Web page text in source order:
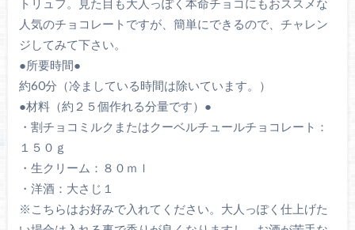
トリュフ。見た目も大人っぽく本命チョコにもおススメな
人気のチョコレートですが、簡単にできるので、チャレン
ジしてみて下さい。
●所要時間●
約60分（冷ましている時間は除いています。）
●材料（約２５個作れる分量です）●
・割チョコミルクまたはクーベルチュールチョコレート：
１５０ｇ
・生クリーム：８０ｍｌ
・洋酒：大さじ１
※こちらはお好みで入れてください。大人っぽく仕上げた